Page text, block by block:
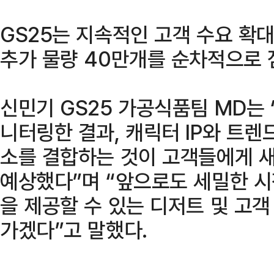
GS25는 지속적인 고객 수요 확
추가 물량 40만개를 순차적으로
신민기 GS25 가공식품팀 MD는
니터링한 결과, 캐릭터 IP와 트
소를 결합하는 것이 고객들에게
예상했다”며 “앞으로도 세밀한
을 제공할 수 있는 디저트 및 고
가겠다”고 말했다.